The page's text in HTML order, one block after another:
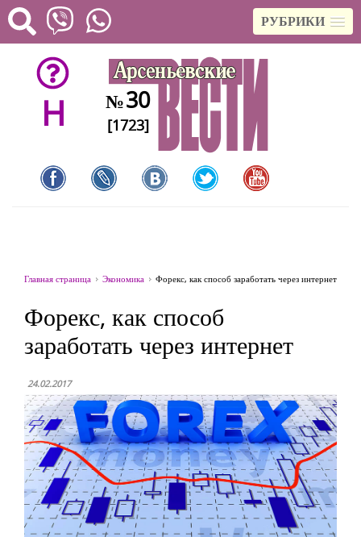
РУБРИКИ
H №30
[1723]
Главная страница Экономика Форекс, как способ заработать через интернет
Форекс, как способ
заработать через интернет
24.02.2017